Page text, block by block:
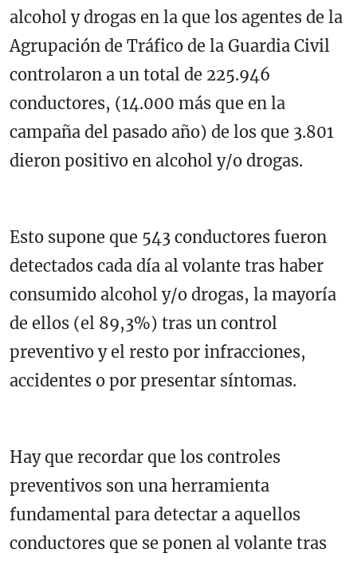
alcohol y drogas en la que los agentes de la
Agrupación de Tráfico de la Guardia Civil
controlaron a un total de 225.946
conductores, (14.000 más que en la
campaña del pasado año) de los que 3.801
dieron positivo en alcohol y/o drogas.
Esto supone que 543 conductores fueron
detectados cada día al volante tras haber
consumido alcohol y/o drogas, la mayoría
de ellos (el 89,3%) tras un control
preventivo y el resto por infracciones,
accidentes o por presentar síntomas.
Hay que recordar que los controles
preventivos son una herramienta
fundamental para detectar a aquellos
conductores que se ponen al volante tras